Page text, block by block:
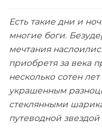
Есть такие дни и
многие боги.
мечтания
приобретя за века
несколько сотен
украшенным
стеклянными
путеводной